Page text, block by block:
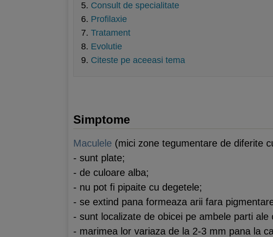
Consult de specialitate
Profilaxie
Tratament
Evolutie
Citeste pe aceeasi tema
Simptome
Maculele (mici zone tegumentare de diferite
- sunt plate;
- de culoare alba;
- nu pot fi pipaite cu degetele;
- se extind pana formeaza arii fara
- sunt localizate de obicei pe ambele parti
- marimea lor variaza de la 2-3 mm pana la